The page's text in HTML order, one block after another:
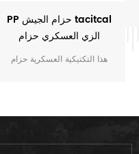
PP حزام الجيش tacitcal
الزي العسكري حزام
هذا التكتيكية العسكرية حزام